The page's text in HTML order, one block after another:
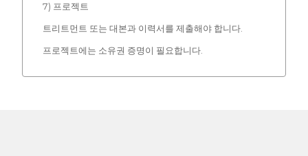
7) 프로젝트
트리트먼트 또는 대본과 이력서를 제출해야 합니다.
프로젝트에는 소유권 증명이 필요합니다.